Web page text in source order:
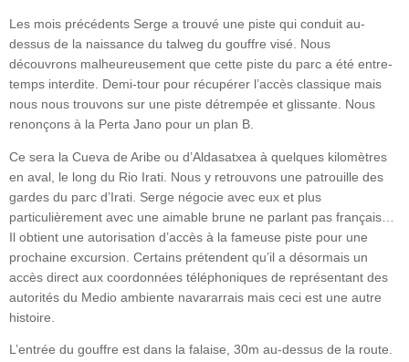
Les mois précédents Serge a trouvé une piste qui conduit au-
dessus de la naissance du talweg du gouffre visé. Nous
découvrons malheureusement que cette piste du parc a été entre-
temps interdite. Demi-tour pour récupérer l’accès classique mais
nous nous trouvons sur une piste détrempée et glissante. Nous
renonçons à la Perta Jano pour un plan B.
Ce sera la Cueva de Aribe ou d’Aldasatxea à quelques kilomètres
en aval, le long du Rio Irati. Nous y retrouvons une patrouille des
gardes du parc d’Irati. Serge négocie avec eux et plus
particulièrement avec une aimable brune ne parlant pas français…
Il obtient une autorisation d’accès à la fameuse piste pour une
prochaine excursion. Certains prétendent qu’il a désormais un
accès direct aux coordonnées téléphoniques de représentant des
autorités du Medio ambiente navararrais mais ceci est une autre
histoire.
L’entrée du gouffre est dans la falaise, 30m au-dessus de la route.